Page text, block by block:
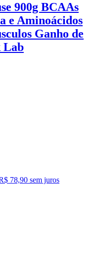
900g BCAAs
e Aminoácidos
Ganho de
Lab
78,90 sem juros